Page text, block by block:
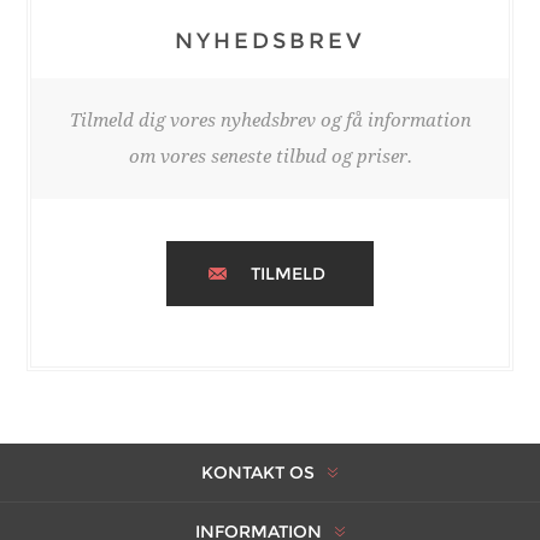
NYHEDSBREV
Tilmeld dig vores nyhedsbrev og få information
om vores seneste tilbud og priser.
TILMELD
KONTAKT OS
INFORMATION